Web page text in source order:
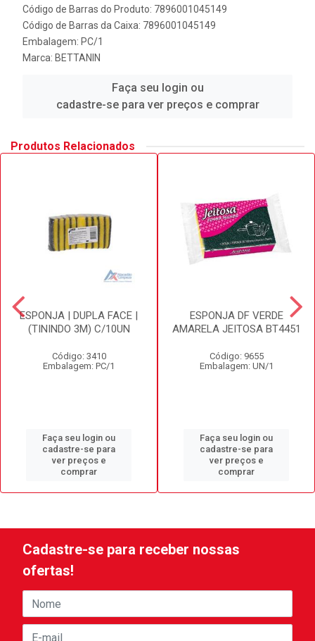
Código de Barras do Produto: 7896001045149
Código de Barras da Caixa: 7896001045149
Embalagem: PC/1
Marca: BETTANIN
Faça seu login ou
cadastre-se para ver preços e comprar
Produtos Relacionados
ESPONJA | DUPLA FACE |
(TININDO 3M) C/10UN
Código: 3410
Embalagem: PC/1
Faça seu login ou
cadastre-se para
ver preços e
comprar
ESPONJA DF VERDE
AMARELA JEITOSA BT4451
Código: 9655
Embalagem: UN/1
Faça seu login ou
cadastre-se para
ver preços e
comprar
Cadastre-se para receber nossas
ofertas!